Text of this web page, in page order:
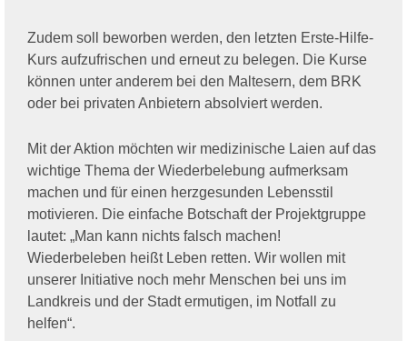
Zudem soll beworben werden, den letzten Erste-Hilfe-
Kurs aufzufrischen und erneut zu belegen. Die Kurse
können unter anderem bei den Maltesern, dem BRK
oder bei privaten Anbietern absolviert werden.
Mit der Aktion möchten wir medizinische Laien auf das
wichtige Thema der Wiederbelebung aufmerksam
machen und für einen herzgesunden Lebensstil
motivieren. Die einfache Botschaft der Projektgruppe
lautet: „Man kann nichts falsch machen!
Wiederbeleben heißt Leben retten. Wir wollen mit
unserer Initiative noch mehr Menschen bei uns im
Landkreis und der Stadt ermutigen, im Notfall zu
helfen“.